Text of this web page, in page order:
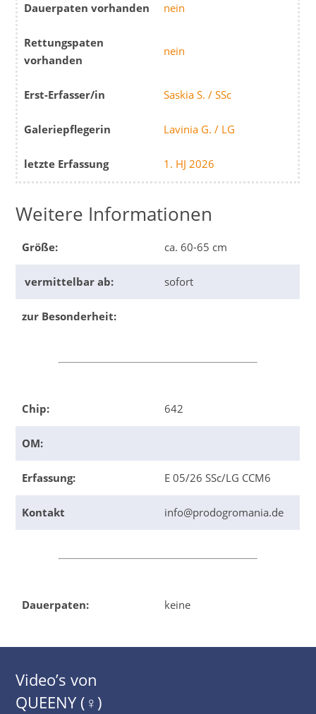
Dauerpaten vorhanden nein
Rettungspaten
vorhanden
nein
Erst-Erfasser/in Saskia S. / SSc
Galeriepflegerin Lavinia G. / LG
letzte Erfassung 1. HJ 2026
Weitere Informationen
Größe: ca. 60-65 cm
vermittelbar ab: sofort
zur Besonderheit:
Chip: 642
OM:
Erfassung: E 05/26 SSc/LG CCM6
Kontakt info@prodogromania.de
Dauerpaten: keine
Video’s von
QUEENY (♀)